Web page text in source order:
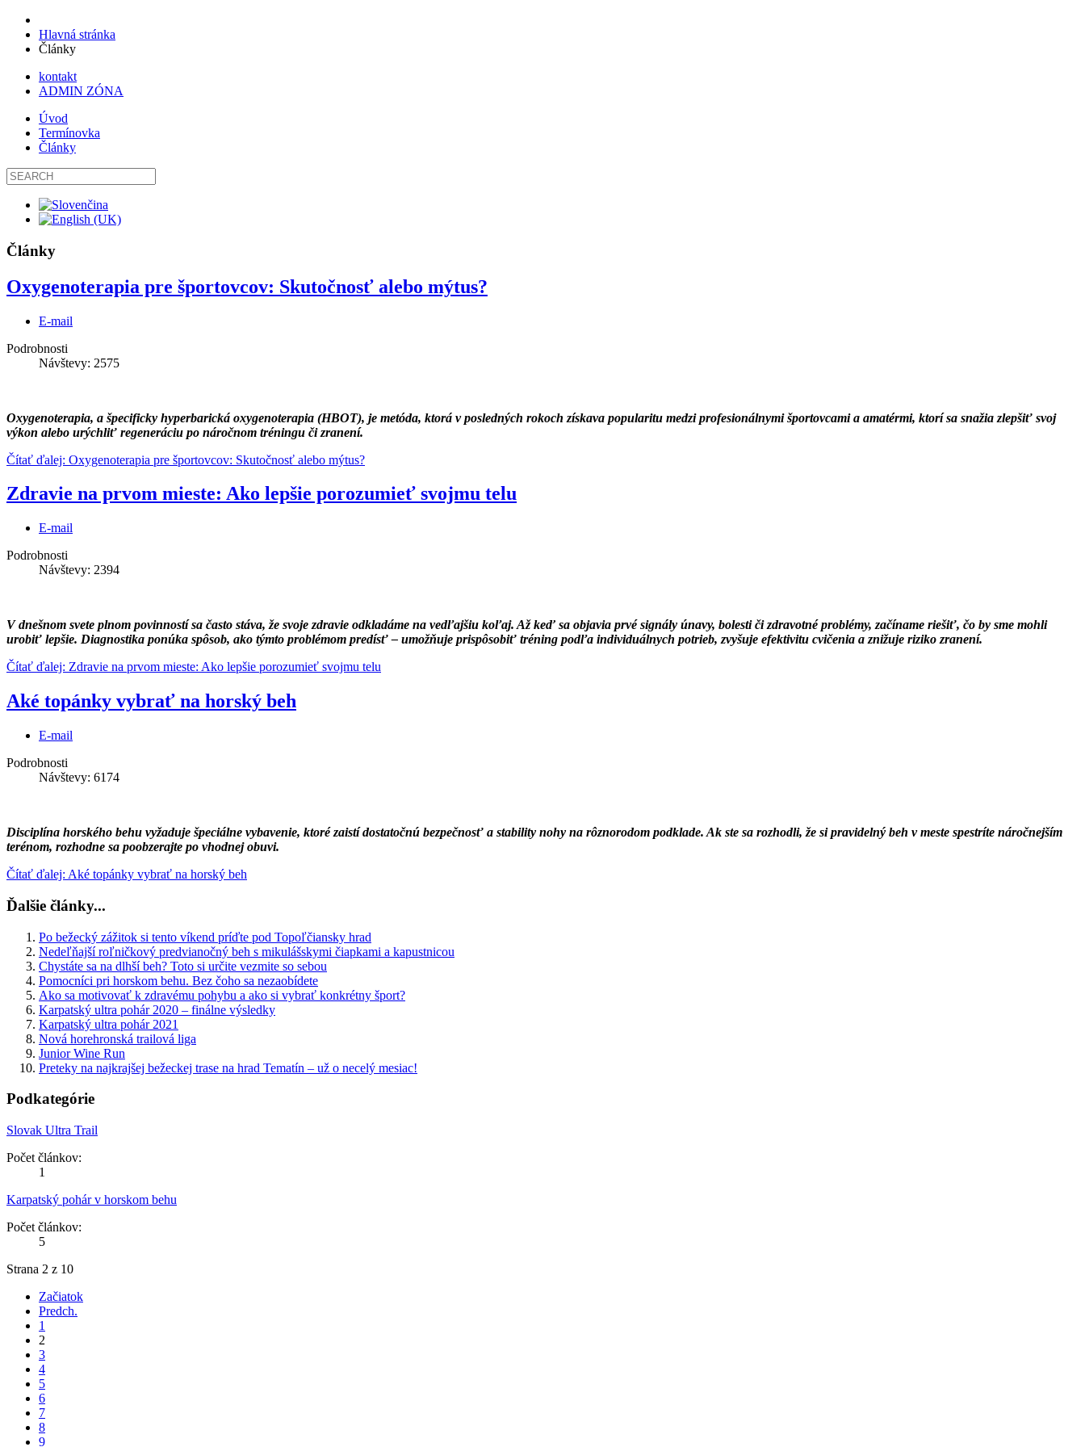
Hlavná stránka
Články
kontakt
ADMIN ZÓNA
Úvod
Termínovka
Články
Články
Oxygenoterapia pre športovcov: Skutočnosť alebo mýtus?
E-mail
Podrobnosti
Návštevy: 2575
Oxygenoterapia, a špecificky hyperbarická oxygenoterapia (HBOT), je metóda, ktorá v posledných rokoch získava popularitu medzi profesionálnymi športovcami a amatérmi, ktorí sa snažia zlepšiť svoj
výkon alebo urýchliť regeneráciu po náročnom tréningu či zranení.
Čítať ďalej: Oxygenoterapia pre športovcov: Skutočnosť alebo mýtus?
Zdravie na prvom mieste: Ako lepšie porozumieť svojmu telu
E-mail
Podrobnosti
Návštevy: 2394
V dnešnom svete plnom povinností sa často stáva, že svoje zdravie odkladáme na vedľajšiu koľaj. Až keď sa objavia prvé signály únavy, bolesti či zdravotné problémy, začíname riešiť, čo by sme mohli
urobiť lepšie. Diagnostika ponúka spôsob, ako týmto problémom predísť – umožňuje prispôsobiť tréning podľa individuálnych potrieb, zvyšuje efektivitu cvičenia a znižuje riziko zranení.
Čítať ďalej: Zdravie na prvom mieste: Ako lepšie porozumieť svojmu telu
Aké topánky vybrať na horský beh
E-mail
Podrobnosti
Návštevy: 6174
Disciplína horského behu vyžaduje špeciálne vybavenie, ktoré zaistí dostatočnú bezpečnosť a stability nohy na rôznorodom podklade. Ak ste sa rozhodli, že si pravidelný beh v meste spestríte náročnejším
terénom, rozhodne sa poobzerajte po vhodnej obuvi.
Čítať ďalej: Aké topánky vybrať na horský beh
Ďalšie články...
Po bežecký zážitok si tento víkend príďte pod Topoľčiansky hrad
Nedeľňajší roľničkový predvianočný beh s mikulášskymi čiapkami a kapustnicou
Chystáte sa na dlhší beh? Toto si určite vezmite so sebou
Pomocníci pri horskom behu. Bez čoho sa nezaobídete
Ako sa motivovať k zdravému pohybu a ako si vybrať konkrétny šport?
Karpatský ultra pohár 2020 – finálne výsledky
Karpatský ultra pohár 2021
Nová horehronská trailová liga
Junior Wine Run
Preteky na najkrajšej bežeckej trase na hrad Tematín – už o necelý mesiac!
Podkategórie
Slovak Ultra Trail
Počet článkov:
1
Karpatský pohár v horskom behu
Počet článkov:
5
Strana 2 z 10
Začiatok
Predch.
1
2
3
4
5
6
7
8
9